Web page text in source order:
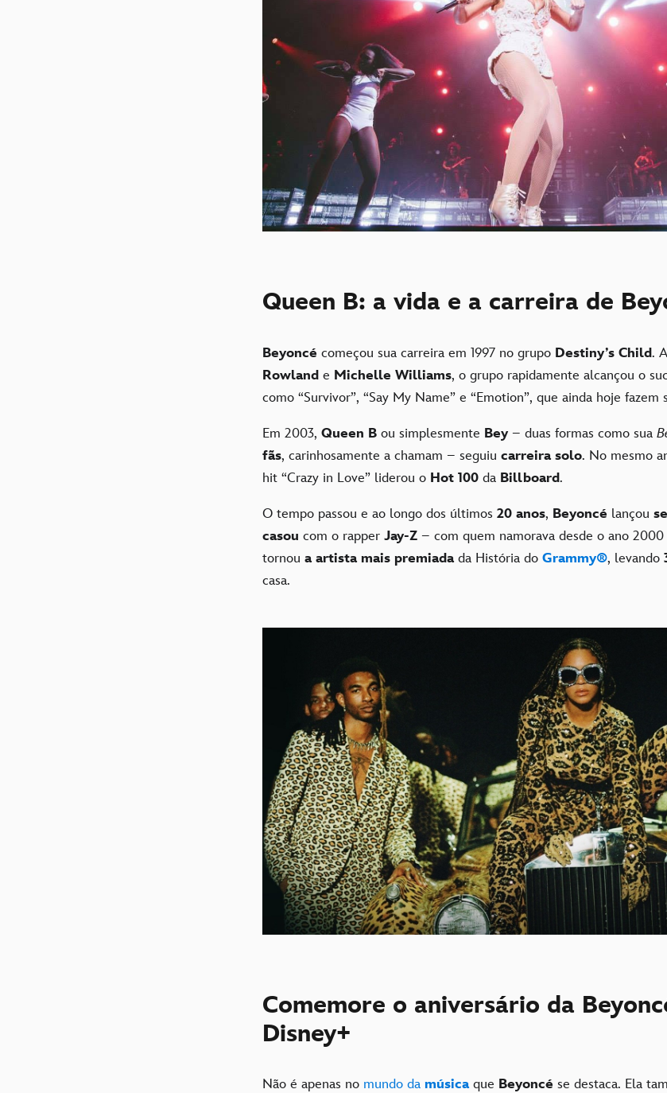
Queen B: a vida e a carreira de
Beyoncé começou sua carreira em 1997 no grupo Destiny’s Child.
Rowland e Michelle Williams, o grupo rapidamente alcançou o
como “Survivor”, “Say My Name” e “Emotion”, que ainda hoje fazem
Em 2003, Queen B ou simplesmente Bey – duas formas como sua
fãs, carinhosamente a chamam – seguiu carreira solo. No mesmo
hit “Crazy in Love” liderou o Hot 100 da Billboard.
O tempo passou e ao longo dos últimos 20 anos, Beyoncé lançou
casou com o rapper Jay-Z – com quem namorava desde o ano
tornou a artista mais premiadada História do Grammy®, levando
casa.
Comemore o aniversário da
Disney+
Não é apenas no mundo da músicaque Beyoncé se destaca. Ela